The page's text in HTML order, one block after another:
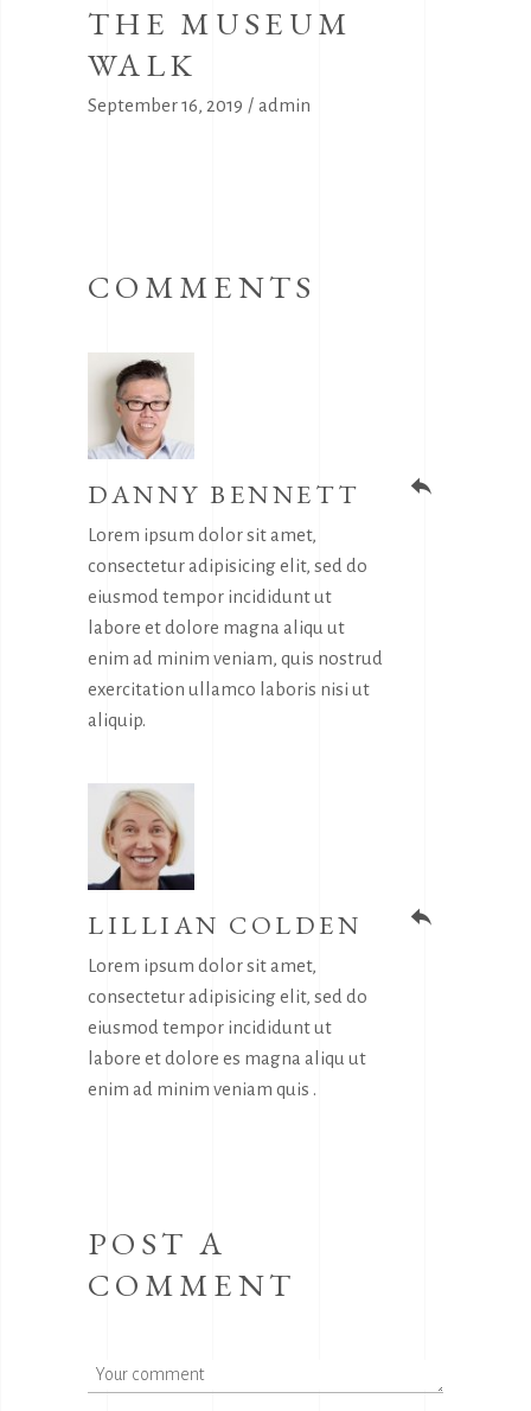
THE MUSEUM
WALK
September 16, 2019 admin
COMMENTS
reply
DANNY BENNETT
Lorem ipsum dolor sit amet,
consectetur adipisicing elit, sed do
eiusmod tempor incididunt ut
labore et dolore magna aliqu ut
enim ad minim veniam, quis nostrud
exercitation ullamco laboris nisi ut
aliquip.
reply
LILLIAN COLDEN
Lorem ipsum dolor sit amet,
consectetur adipisicing elit, sed do
eiusmod tempor incididunt ut
labore et dolore es magna aliqu ut
enim ad minim veniam quis .
POST A
COMMENT